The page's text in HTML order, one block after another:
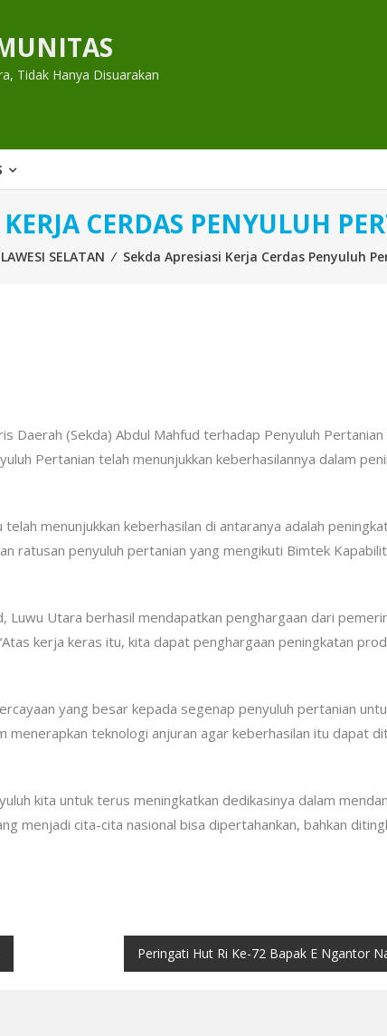
Tidak Hanya Disuarakan
KERJA CERDAS PENYULUH
SELATAN ⁄ Sekda Apresiasi Kerja Cerdas Penyuluh
Daerah (Sekda) Abdul Mahfud terhadap Penyuluh Pertanian
Pertanian telah menunjukkan keberhasilannya dalam
menunjukkan keberhasilan di antaranya adalah
ratusan penyuluh pertanian yang mengikuti Bimtek
Luwu Utara berhasil mendapatkan penghargaan dari
kerja keras itu, kita dapat penghargaan peningkatan
yang besar kepada segenap penyuluh pertanian
menerapkan teknologi anjuran agar keberhasilan itu dapat
kita untuk terus meningkatkan dedikasinya dalam
menjadi cita-cita nasional bisa dipertahankan, bahkan
Peringati Hut Ri Ke-72 Bapak E Ngantor